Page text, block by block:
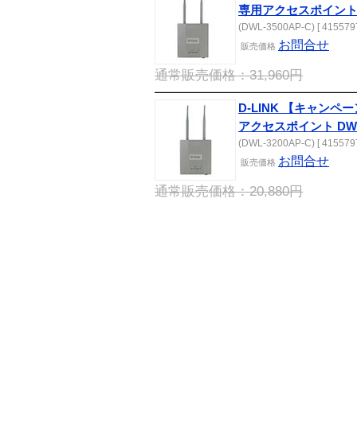
専用アクセスポイン
(DWL-3500AP-C) [
販売価格 お問合せ
通常販売価格：31,960円
D-LINK 【キャンペ
アクセスポイント
(DWL-3200AP-C) [
販売価格 お問合せ
通常販売価格：20,880円